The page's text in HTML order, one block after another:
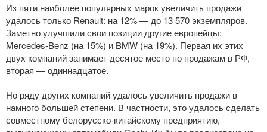
Из пяти наиболее популярных марок увеличить продажи
удалось только Renault: на 12% — до 13 570 экземпляров.
Заметно улучшили свои позиции другие европейцы:
Mercedes-Benz (на 15%) и BMW (на 19%). Первая их этих
двух компаний занимает десятое место по продажам в РФ,
вторая — одиннадцатое.
Но ряду других компаний удалось увеличить продажи в
намного большей степени. В частности, это удалось сделать
совместному белорусско-китайскому предприятию,